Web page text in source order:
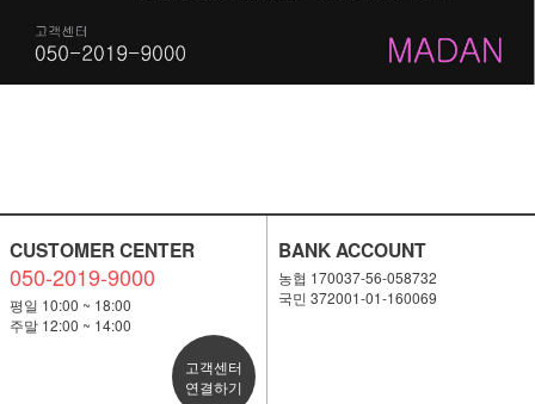
CUSTOMER CENTER
050-2019-9000
평일 10:00 ~ 18:00
주말 12:00 ~ 14:00
고객센터
연결하기
BANK ACCOUNT
농협 170037-56-058732
국민 372001-01-160069